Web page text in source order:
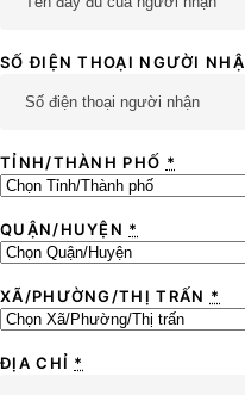
SỐ ĐIỆN THOẠI NGƯỜI
TỈNH/THÀNH PHỐ *
QUẬN/HUYỆN *
XÃ/PHƯỜNG/THỊ TRẤN *
ĐỊA CHỈ *